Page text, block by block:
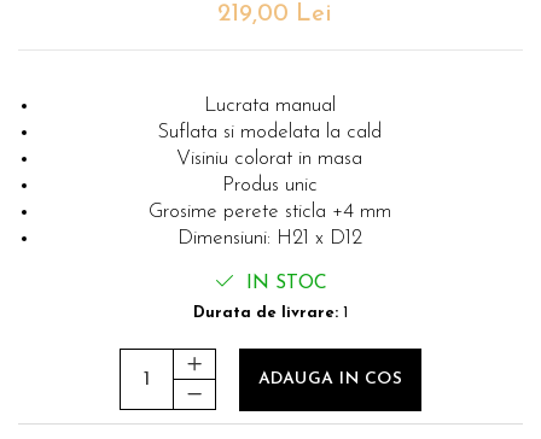
219,00 Lei
Lucrata manual
Suflata si modelata la cald
Visiniu colorat in masa
Produs unic
Grosime perete sticla +4 mm
Dimensiuni: H21 x D12
IN STOC
Durata de livrare: 1
ADAUGA IN COS